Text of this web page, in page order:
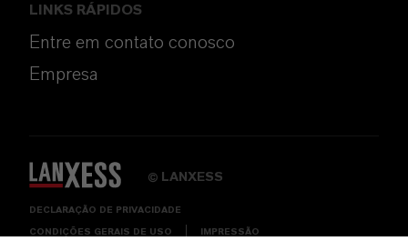
LINKS RÁPIDOS
Entre em contato conosco
Empresa
© LANXESS
DECLARAÇÃO DE PRIVACIDADE
CONDIÇÕES GERAIS DE USO IMPRESSÃO